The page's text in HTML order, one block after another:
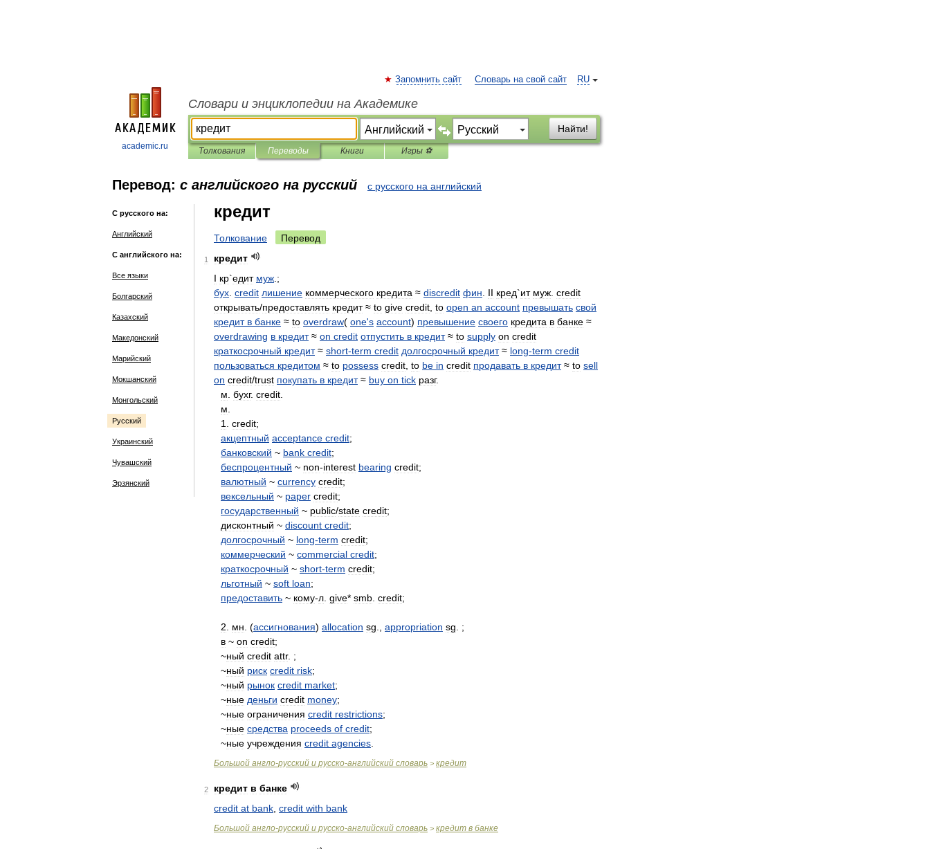
academic.ru
RU
Запомнить сайт Словарь на свой сайт
Словари и энциклопедии на Академике
Найти!
Толкования Переводы Книги Игры ⚽
Перевод: с английского на русский с русского на английский
С русского на:
Английский
С английского на:
Все языки
Болгарский
Казахский
Македонский
Марийский
Мокшанский
Монгольский
Русский
Украинский
Чувашский
Эрзянский
кредит
Толкование Перевод
1
кредит
I кр`едит муж .;
бух credit лишение коммерческого кредита ≈ discredit фин II кред`ит муж credit
открывать/предоставлять кредит≈ to give credit to open an account превышать свой
кредит в банке ≈ to overdraw( one's account) превышение своего кредита в банке ≈
overdrawing в кредит≈ on credit отпустить в кредит≈ to supply on credit
краткосрочный кредит≈ short-term credit долгосрочный кредит≈ long-term credit
пользоваться кредитом ≈ to possess credit to be in credit продавать в кредит≈ to sell
on credit/trust покупать в кредит≈ buy on tick разг.
м бухг. credit
м
1
credit;
акцептный acceptance credit;
банковский ~ bank credit;
беспроцентный ~ non-interest bearing credit;
валютный ~ currency credit;
вексельный ~ paper credit;
государственный ~ public/state credit;
дисконтный ~ discount credit;
долгосрочный ~ long-term credit;
коммерческий ~ commercial credit;
краткосрочный ~ short-term credit;
льготный ~ soft loan;
предоставить ~ кому-л give* smb credit;
2 мн . (ассигнования) allocation sg appropriation sg . ;
в ~ on credit;
~ный credit attr. ;
~ный риск credit risk;
~ный рынок credit market;
~ные деньги credit money;
~ные ограничения credit restrictions;
~ные средства proceeds of credit;
~ные учреждения credit agencies
Большой англо-русский и русско-английский словарь > кредит
2 кредит в банке
credit at bank credit with bank
Большой англо-русский и русско-английский словарь > кредит в банке